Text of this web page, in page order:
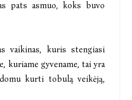
pats asmuo, koks buvo
vaikinas, kuris stengiasi
kuriame gyvename, tai yra
kurti tobulą veikėją,